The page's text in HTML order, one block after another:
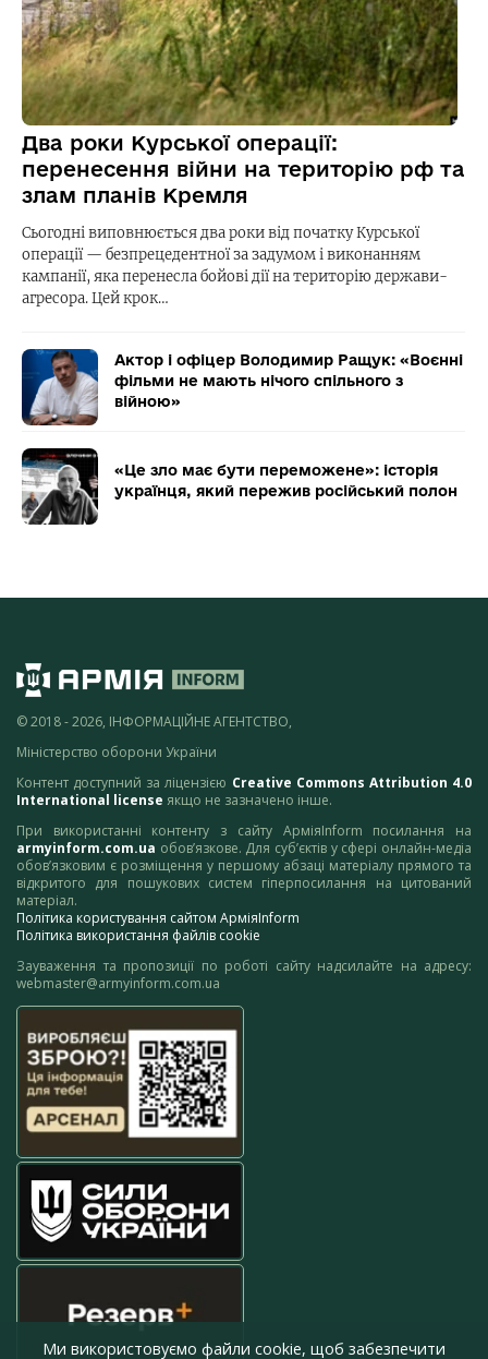
Два роки Курської операції:
перенесення війни на територію рф та
злам планів Кремля
Сьогодні виповнюється два роки від початку Курської
операції — безпрецедентної за задумом і виконанням
кампанії, яка перенесла бойові дії на територію держави-
агресора. Цей крок…
Актор і офіцер Володимир Ращук: «Воєнні
фільми не мають нічого спільного з
війною»
«Це зло має бути переможене»: історія
українця, який пережив російський полон
© 2018 - 2026, ІНФОРМАЦІЙНЕ АГЕНТСТВО,
Міністерство оборони України
Контент доступний за ліцензією Creative Commons Attribution 4.0
International license якщо не зазначено інше.
При використанні контенту з сайту АрміяInform посилання на
armyinform.com.ua обов’язкове. Для суб’єктів у сфері онлайн-медіа
обов’язковим є розміщення у першому абзаці матеріалу прямого та
відкритого для пошукових систем гіперпосилання на цитований
матеріал.
Політика користування сайтом АрміяInform
Політика використання файлів cookie
Зауваження та пропозиції по роботі сайту надсилайте на адресу:
webmaster@armyinform.com.ua
Ми використовуємо файли cookie, щоб забезпечити